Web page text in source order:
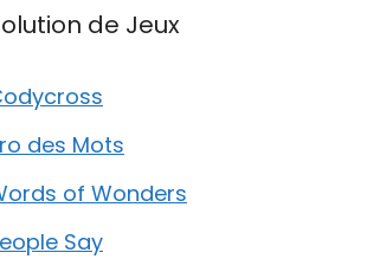
de Jeux
des Mots
of Wonders
Say